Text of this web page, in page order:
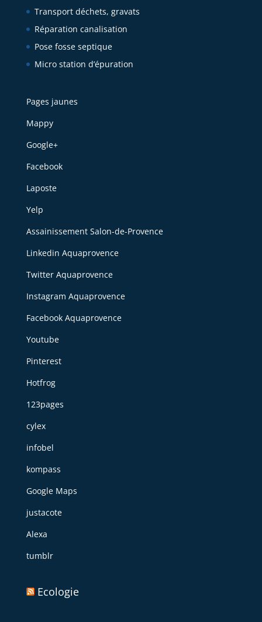
Transport déchets, gravats
Réparation canalisation
Pose fosse septique
Micro station d’épuration
Pages jaunes
Mappy
Google+
Facebook
Laposte
Yelp
Assainissement Salon-de-Provence
Linkedin Aquaprovence
Twitter Aquaprovence
Instagram Aquaprovence
Facebook Aquaprovence
Youtube
Pinterest
Hotfrog
123pages
cylex
infobel
kompass
Google Maps
justacote
Alexa
tumblr
Ecologie